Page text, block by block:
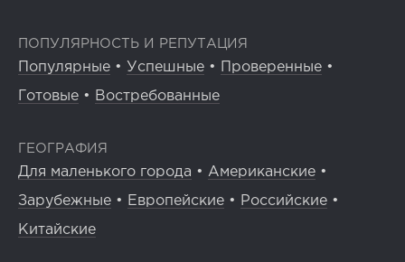
ПОПУЛЯРНОСТЬ И РЕПУТАЦИЯ
Популярные • Успешные • Проверенные •
Готовые • Востребованные
ГЕОГРАФИЯ
Для маленького города • Американские •
Зарубежные • Европейские • Российские •
Китайские